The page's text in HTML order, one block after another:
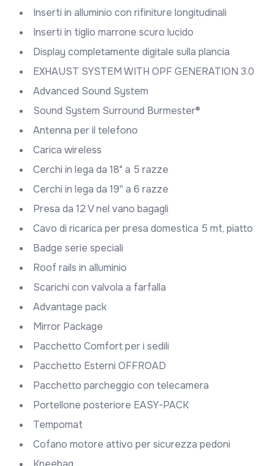
Inserti in alluminio con rifiniture longitudinali
Inserti in tiglio marrone scuro lucido
Display completamente digitale sulla plancia
EXHAUST SYSTEM WITH OPF GENERATION 3.0
Advanced Sound System
Sound System Surround Burmester®
Antenna per il telefono
Carica wireless
Cerchi in lega da 18" a 5 razze
Cerchi in lega da 19'' a 6 razze
Presa da 12 V nel vano bagagli
Cavo di ricarica per presa domestica 5 mt, piatto
Badge serie speciali
Roof rails in alluminio
Scarichi con valvola a farfalla
Advantage pack
Mirror Package
Pacchetto Comfort per i sedili
Pacchetto Esterni OFFROAD
Pacchetto parcheggio con telecamera
Portellone posteriore EASY-PACK
Tempomat
cofano motore attivo per sicurezza pedoni